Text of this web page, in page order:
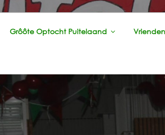
Grôôte Optocht Puitelaand